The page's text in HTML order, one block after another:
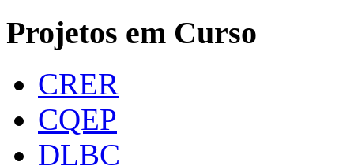
Projetos em Curso
CRER
CQEP
DLBC